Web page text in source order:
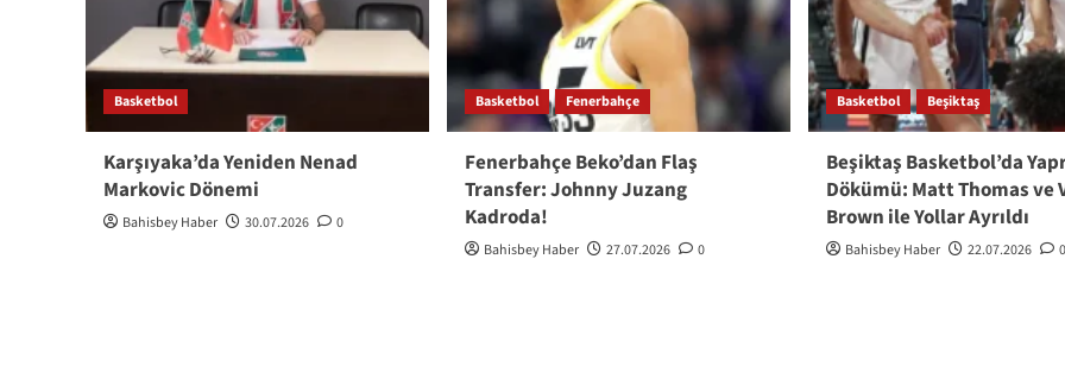
Basketbol
Karşıyaka’da Yeniden Nenad
Markovic Dönemi
Bahisbey Haber 30.07.2026 0
Basketbol Fenerbahçe
Fenerbahçe Beko’dan Flaş
Transfer: Johnny Juzang
Kadroda!
Bahisbey Haber 27.07.2026 0
Basketbol Beşiktaş
Beşiktaş Basketbol’da
Dökümü: Matt Thomas ve
Brown ile Yollar Ayrıldı
Bahisbey Haber 22.07.2026 0